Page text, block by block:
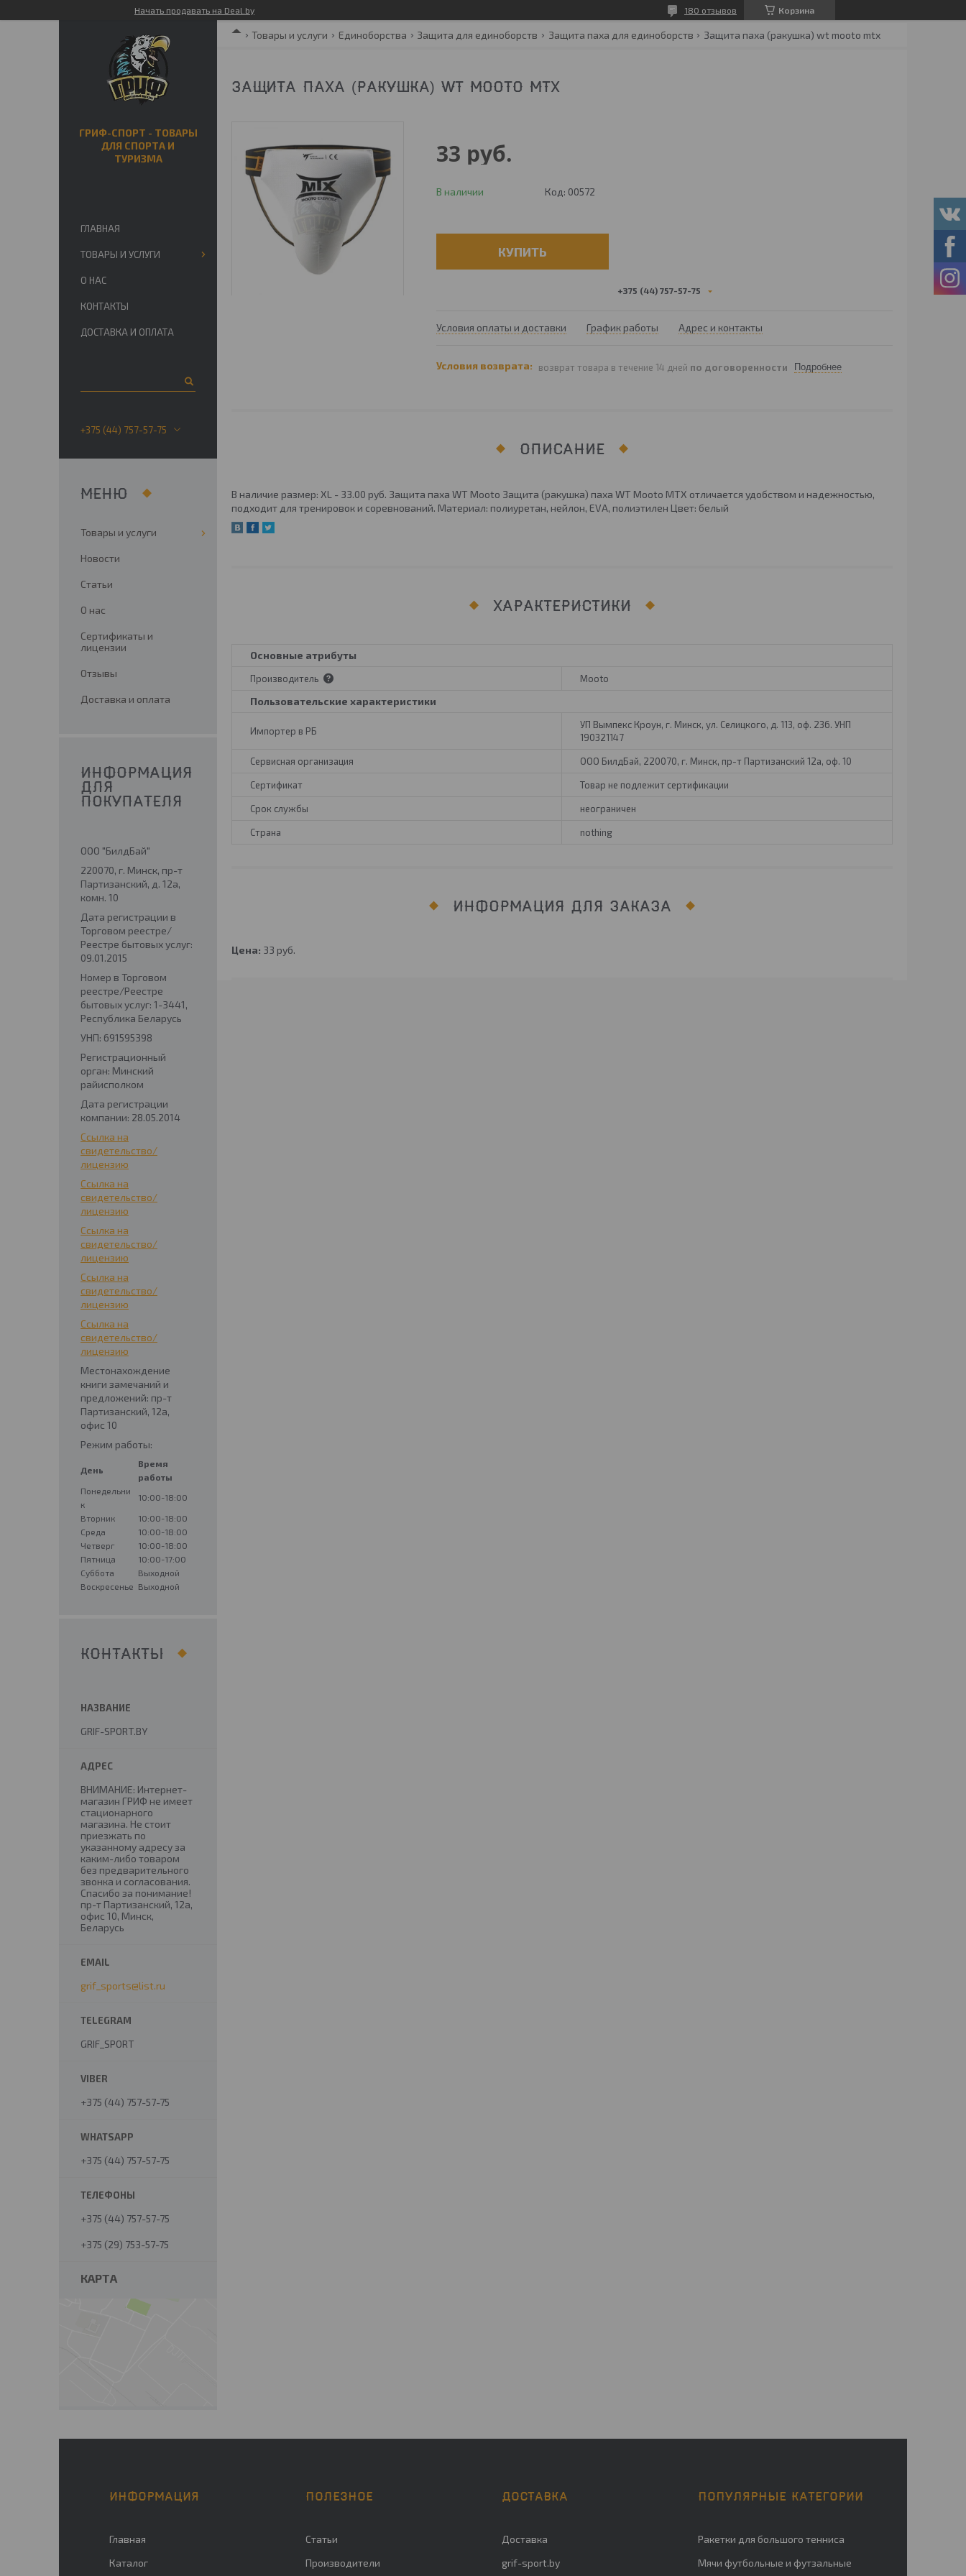
Начать продавать на Deal.by Корзина
180 отзывов
Товары и услуги Единоборства Защита для единоборств Защита паха для единоборств Защита паха (ракушка) wt mooto mtx
ЗАЩИТА ПАХА (РАКУШКА) WT MOOTO MTX
33 руб.
В наличии Код: 00572
КУПИТЬ
+375 (44) 757-57-75
Условия оплаты и доставки График работы Адрес и контакты
возврат товара в течение 14 дней по договоренности Подробнее
ОПИСАНИЕ
В наличие размер: XL - 33.00 руб. Защита паха WT Mooto Защита (ракушка) паха WT Mooto MTX отличается удобством и надежностью,
подходит для тренировок и соревнований. Материал: полиуретан, нейлон, EVA, полиэтилен Цвет: белый
ХАРАКТЕРИСТИКИ
Основные атрибуты
Производитель Mooto
Пользовательские характеристики
Импортер в РБ
УП Вымпекс Кроун, г. Минск, ул. Селицкого, д. 113, оф. 236. УНП
190321147
Сервисная организация ООО БилдБай, 220070, г. Минск, пр-т Партизанский 12а, оф. 10
Сертификат Товар не подлежит сертификации
Срок службы неограничен
Страна nothing
ИНФОРМАЦИЯ ДЛЯ ЗАКАЗА
Цена: 33 руб.
ГРИФ-СПОРТ - ТОВАРЫ
ДЛЯ СПОРТА И
ТУРИЗМА
ГЛАВНАЯ
ТОВАРЫ И УСЛУГИ
О НАС
КОНТАКТЫ
ДОСТАВКА И ОПЛАТА
+375 (44) 757-57-75
Товары и услуги
Новости
Статьи
О нас
Сертификаты и
лицензии
Отзывы
Доставка и оплата
ИНФОРМАЦИЯ
ДЛЯ
ПОКУПАТЕЛЯ
ООО "БилдБай"
220070, г. Минск, пр-т
Партизанский, д. 12а,
комн. 10
Дата регистрации в
Торговом реестре/
Реестре бытовых услуг:
09.01.2015
Номер в Торговом
реестре/Реестре
бытовых услуг: 1-3441,
Республика Беларусь
УНП: 691595398
Регистрационный
орган: Минский
райисполком
Дата регистрации
компании: 28.05.2014
Ссылка на
свидетельство/
лицензию
Ссылка на
свидетельство/
лицензию
Ссылка на
свидетельство/
лицензию
Ссылка на
свидетельство/
лицензию
Ссылка на
свидетельство/
лицензию
Местонахождение
книги замечаний и
предложений: пр-т
Партизанский, 12а,
офис 10
Режим работы:
День
Время
работы
Понедельни
к
10:00-18:00
Вторник
10:00-18:00
Среда
10:00-18:00
Четверг
10:00-18:00
Пятница
10:00-17:00
Суббота
Выходной
Воскресенье Выходной
КОНТАКТЫ
GRIF-SPORT.BY
ВНИМАНИЕ: Интернет-
магазин ГРИФ не имеет
стационарного
магазина. Не стоит
приезжать по
указанному адресу за
каким-либо товаром
без предварительного
звонка и согласования.
Спасибо за понимание!
пр-т Партизанский, 12а,
офис 10, Минск,
Беларусь
grif_sports@list.ru
GRIF_SPORT
+375 (44) 757-57-75
+375 (44) 757-57-75
+375 (44) 757-57-75
+375 (29) 753-57-75
КАРТА
ИНФОРМАЦИЯ
Главная
Каталог
ПОЛЕЗНОЕ
Статьи
Производители
ДОСТАВКА
Доставка
grif-sport.by
ПОПУЛЯРНЫЕ КАТЕГОРИИ
Ракетки для большого тенниса
Мячи футбольные и футзальные